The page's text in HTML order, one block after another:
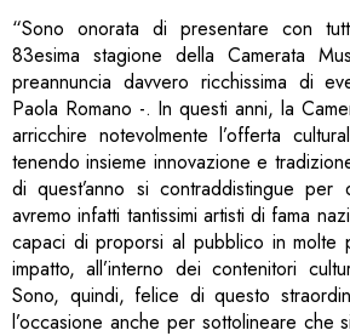
“Sono onorata di presentare con
83esima stagione della Camerata
preannuncia davvero ricchissima di
Paola Romano -. In questi anni, la
arricchire notevolmente l’offerta
tenendo insieme innovazione e
di quest’anno si contraddistingue per
avremo infatti tantissimi artisti di fama
capaci di proporsi al pubblico in molte
impatto, all’interno dei contenitori
Sono, quindi, felice di questo
l’occasione anche per sottolineare che